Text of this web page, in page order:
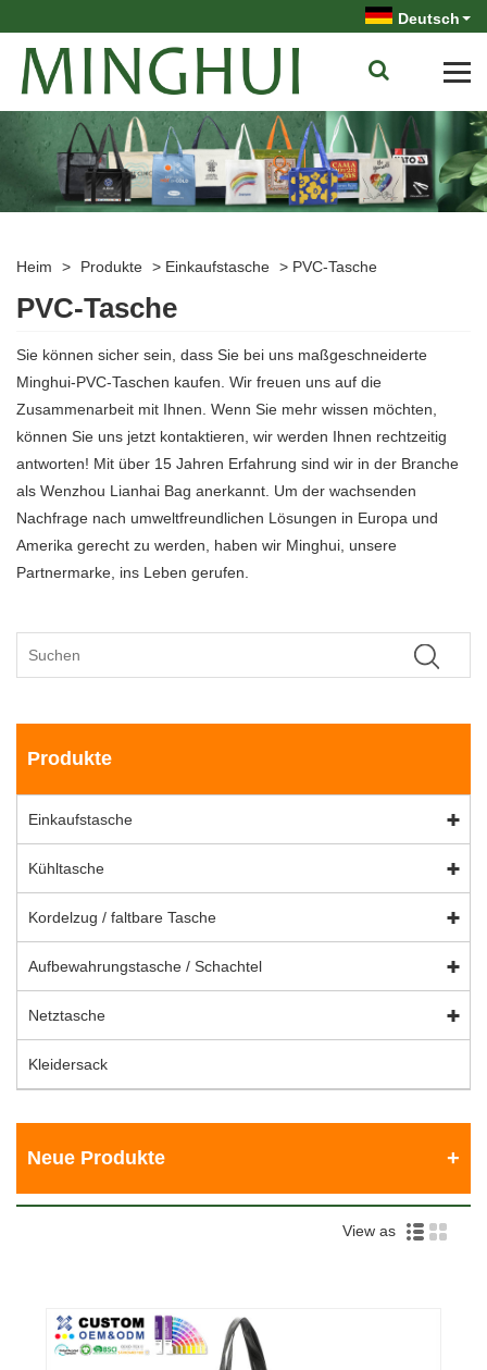
Deutsch
Heim > Produkte > Einkaufstasche > PVC-Tasche
PVC-Tasche
Sie können sicher sein, dass Sie bei uns maßgeschneiderte
Minghui-PVC-Taschen kaufen. Wir freuen uns auf die
Zusammenarbeit mit Ihnen. Wenn Sie mehr wissen möchten,
können Sie uns jetzt kontaktieren, wir werden Ihnen rechtzeitig
antworten! Mit über 15 Jahren Erfahrung sind wir in der Branche
als Wenzhou Lianhai Bag anerkannt. Um der wachsenden
Nachfrage nach umweltfreundlichen Lösungen in Europa und
Amerika gerecht zu werden, haben wir Minghui, unsere
Partnermarke, ins Leben gerufen.
Produkte
Einkaufstasche
Kühltasche
Kordelzug / faltbare Tasche
Aufbewahrungstasche / Schachtel
Netztasche
Kleidersack
Neue Produkte
View as